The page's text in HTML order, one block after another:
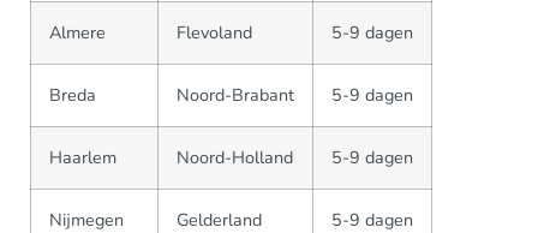
Almere Flevoland 5-9 dagen
Breda Noord-Brabant 5-9 dagen
Haarlem Noord-Holland 5-9 dagen
Nijmegen Gelderland 5-9 dagen